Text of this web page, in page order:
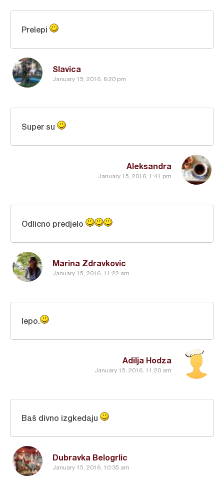
Slavica
January 15, 2016, 8:20 pm
Prelepi
Aleksandra
January 15, 2016, 1:41 pm
Super su
Marina Zdravkovic
January 15, 2016, 11:22 am
Odlicno predjelo
Adilja Hodza
January 15, 2016, 11:20 am
lepo.
Dubravka Belogrlic
January 15, 2016, 10:35 am
Baš divno izgkedaju